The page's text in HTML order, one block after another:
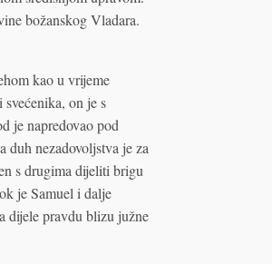
božanskog Vladara.
kao u vrijeme
on je s
je napredovao pod
duh nezadovoljstva je za
s drugima dijeliti brigu
je Samuel i dalje
dijele pravdu blizu južne